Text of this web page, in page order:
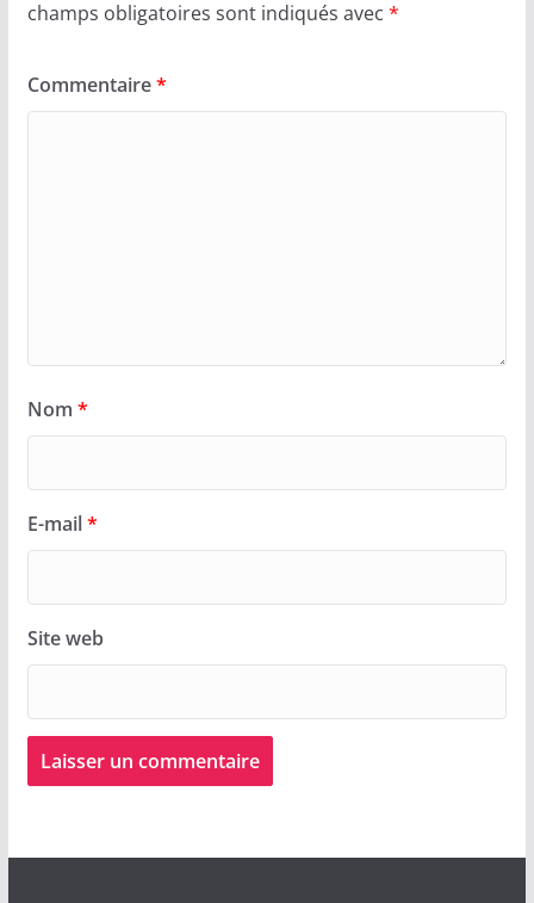
champs obligatoires sont indiqués avec *
Commentaire*
Nom *
E-mail*
Site web